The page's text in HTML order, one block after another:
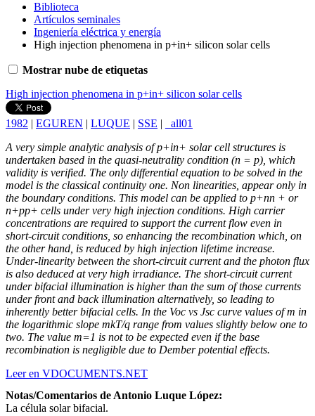
Biblioteca
Artículos seminales
Ingeniería eléctrica y energía
High injection phenomena in p+in+ silicon solar cells
Mostrar nube de etiquetas
High injection phenomena in p+in+ silicon solar cells
1982 | EGUREN | LUQUE | SSE |
_all01
A very simple analytic analysis of p+in+ solar cell structures is
undertaken based in the quasi-neutrality condition (n = p), which
validity is verified. The only differential equation to be solved in the
model is the classical continuity one. Non linearities, appear only in
the boundary conditions. This model can be applied to p+nn + or
n+pp+ cells under very high injection conditions. High carrier
concentrations are required to support the current flow even in
short-circuit conditions, so enhancing the recombination which, on
the other hand, is reduced by high injection lifetime increase.
Under-linearity between the short-circuit current and the photon flux
is also deduced at very high irradiance. The short-circuit current
under bifacial illumination is higher than the sum of those currents
under front and back illumination alternatively, so leading to
inherently better bifacial cells. In the Voc vs Jsc curve values of m in
the logarithmic slope mkT/q range from values slightly below one to
two. The value m=1 is not to be expected even if the base
recombination is negligible due to Dember potential effects.
Leer en VDOCUMENTS.NET
Notas/Comentarios de Antonio Luque López:
La célula solar bifacial.